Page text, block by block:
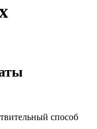
способ